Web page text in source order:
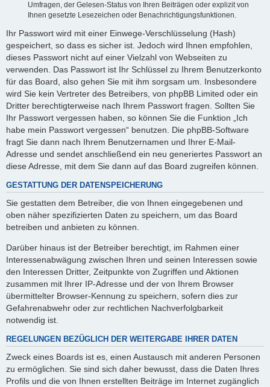
Umfragen, der Gelesen-Status von Ihren Beiträgen oder explizit von
Ihnen gesetzte Lesezeichen oder Benachrichtigungsfunktionen.
Ihr Passwort wird mit einer Einwege-Verschlüsselung (Hash)
gespeichert, so dass es sicher ist. Jedoch wird Ihnen empfohlen,
dieses Passwort nicht auf einer Vielzahl von Webseiten zu
verwenden. Das Passwort ist Ihr Schlüssel zu Ihrem Benutzerkonto
für das Board, also gehen Sie mit ihm sorgsam um. Insbesondere
wird Sie kein Vertreter des Betreibers, von phpBB Limited oder ein
Dritter berechtigterweise nach Ihrem Passwort fragen. Sollten Sie
Ihr Passwort vergessen haben, so können Sie die Funktion „Ich
habe mein Passwort vergessen“ benutzen. Die phpBB-Software
fragt Sie dann nach Ihrem Benutzernamen und Ihrer E-Mail-
Adresse und sendet anschließend ein neu generiertes Passwort an
diese Adresse, mit dem Sie dann auf das Board zugreifen können.
GESTATTUNG DER DATENSPEICHERUNG
Sie gestatten dem Betreiber, die von Ihnen eingegebenen und
oben näher spezifizierten Daten zu speichern, um das Board
betreiben und anbieten zu können.
Darüber hinaus ist der Betreiber berechtigt, im Rahmen einer
Interessenabwägung zwischen Ihren und seinen Interessen sowie
den Interessen Dritter, Zeitpunkte von Zugriffen und Aktionen
zusammen mit Ihrer IP-Adresse und der von Ihrem Browser
übermittelter Browser-Kennung zu speichern, sofern dies zur
Gefahrenabwehr oder zur rechtlichen Nachverfolgbarkeit
notwendig ist.
REGELUNGEN BEZÜGLICH DER WEITERGABE IHRER DATEN
Zweck eines Boards ist es, einen Austausch mit anderen Personen
zu ermöglichen. Sie sind sich daher bewusst, dass die Daten Ihres
Profils und die von Ihnen erstellten Beiträge im Internet zugänglich